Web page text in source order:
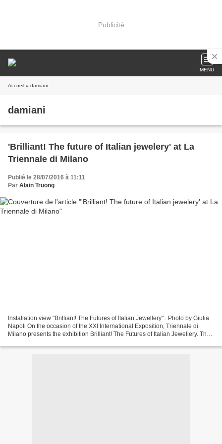
Publicité
MENU
Accueil » damiani
damiani
'Brilliant! The future of Italian jewelery' at La
Triennale di Milano
Publié le 28/07/2016 à 11:11
Par Alain Truong
Installation view "Brilliant! The Futures of Italian Jewellery" . Photo by Giulia
Napoli On the occasion of the XXI International Exposition, Triennale di
Milano presents the exhibition Brilliant! The Futures of Italian Jewellery. The